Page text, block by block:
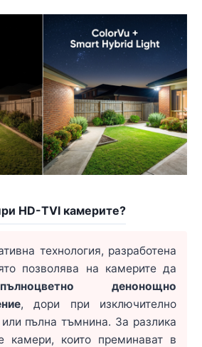
HD-TVI камерите?
технология, разработена
позволява на камерите да
пълноцветно денонощно
, дори при изключително
пълна тъмнина. За разлика
камери, които преминават в